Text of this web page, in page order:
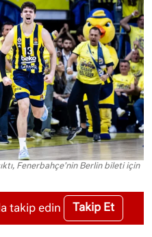
Fenerbahçe'nin Berlin bileti için
takip edin Takip Et